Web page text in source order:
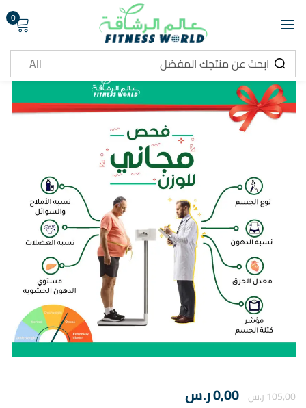
0
105,00ر.س 0,00ر.س
تسجيل دخول
هل نسيت كلمة المرور ؟
تسجيل دخول
انشاء حساب